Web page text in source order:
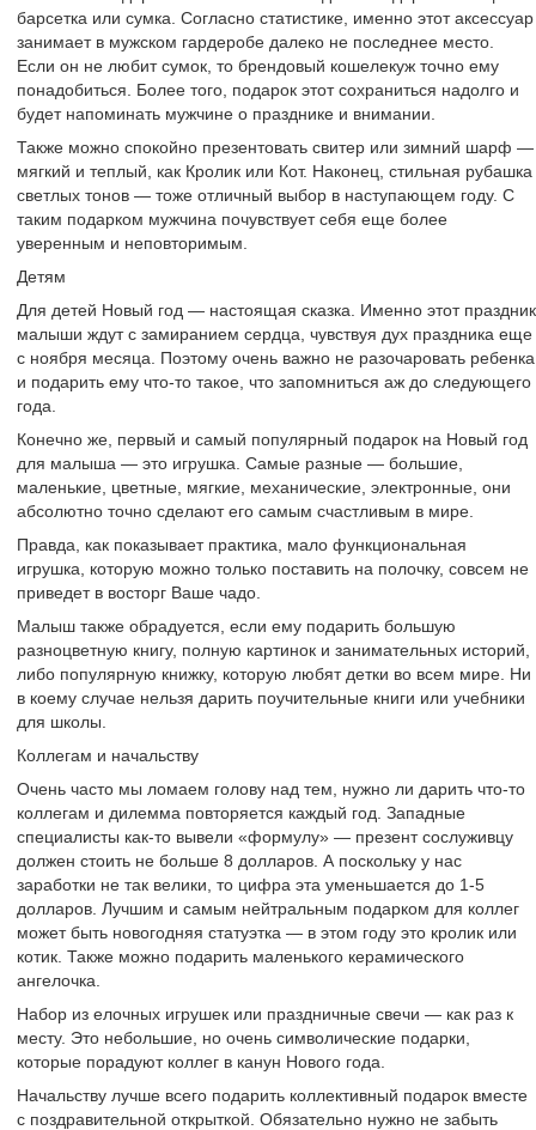
барсетка или сумка. Согласно статистике, именно этот аксессуар
занимает в мужском гардеробе далеко не последнее место.
Если он не любит сумок, то брендовый кошелекуж точно ему
понадобиться. Более того, подарок этот сохраниться надолго и
будет напоминать мужчине о празднике и внимании.
Также можно спокойно презентовать свитер или зимний шарф —
мягкий и теплый, как Кролик или Кот. Наконец, стильная рубашка
светлых тонов — тоже отличный выбор в наступающем году. С
таким подарком мужчина почувствует себя еще более
уверенным и неповторимым.
Детям
Для детей Новый год — настоящая сказка. Именно этот праздник
малыши ждут с замиранием сердца, чувствуя дух праздника еще
с ноября месяца. Поэтому очень важно не разочаровать ребенка
и подарить ему что-то такое, что запомниться аж до следующего
года.
Конечно же, первый и самый популярный подарок на Новый год
для малыша — это игрушка. Самые разные — большие,
маленькие, цветные, мягкие, механические, электронные, они
абсолютно точно сделают его самым счастливым в мире.
Правда, как показывает практика, мало функциональная
игрушка, которую можно только поставить на полочку, совсем не
приведет в восторг Ваше чадо.
Малыш также обрадуется, если ему подарить большую
разноцветную книгу, полную картинок и занимательных историй,
либо популярную книжку, которую любят детки во всем мире. Ни
в коему случае нельзя дарить поучительные книги или учебники
для школы.
Коллегам и начальству
Очень часто мы ломаем голову над тем, нужно ли дарить что-то
коллегам и дилемма повторяется каждый год. Западные
специалисты как-то вывели «формулу» — презент сослуживцу
должен стоить не больше 8 долларов. А поскольку у нас
заработки не так велики, то цифра эта уменьшается до 1-5
долларов. Лучшим и самым нейтральным подарком для коллег
может быть новогодняя статуэтка — в этом году это кролик или
котик. Также можно подарить маленького керамического
ангелочка.
Набор из елочных игрушек или праздничные свечи — как раз к
месту. Это небольшие, но очень символические подарки,
которые порадуют коллег в канун Нового года.
Начальству лучше всего подарить коллективный подарок вместе
с поздравительной открыткой. Обязательно нужно не забыть